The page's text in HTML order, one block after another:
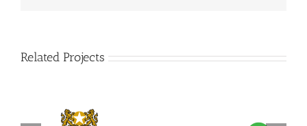
Related Projects